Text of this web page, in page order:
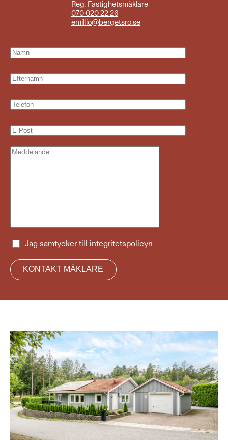
Reg. Fastighetsmäklare
070 020 22 26
emillio@bergetsro.se
Jag samtycker till integritetspolicyn